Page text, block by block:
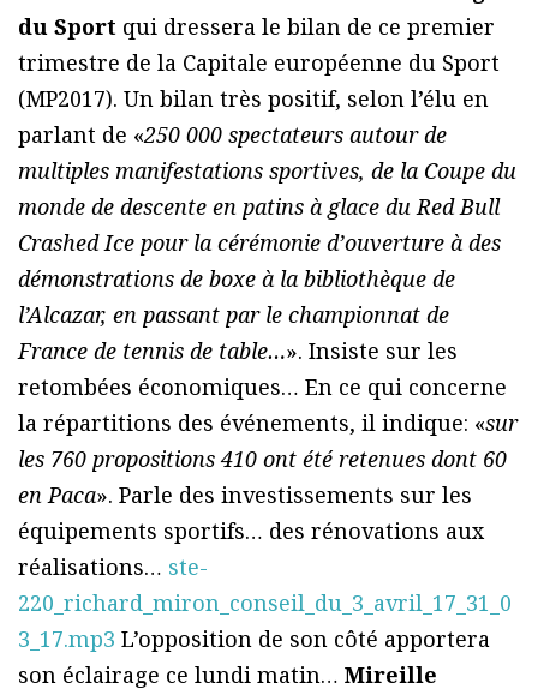
du Sport qui dressera le bilan de ce premier
trimestre de la Capitale européenne du Sport
(MP2017). Un bilan très positif, selon l’élu en
parlant de «250 000 spectateurs autour de
multiples manifestations sportives, de la Coupe du
monde de descente en patins à glace du Red Bull
Crashed Ice pour la cérémonie d’ouverture à des
démonstrations de boxe à la bibliothèque de
l’Alcazar, en passant par le championnat de
France de tennis de table…». Insiste sur les
retombées économiques… En ce qui concerne
la répartitions des événements, il indique: «sur
les 760 propositions 410 ont été retenues dont 60
en Paca». Parle des investissements sur les
équipements sportifs… des rénovations aux
réalisations… ste-
220_richard_miron_conseil_du_3_avril_17_31_0
3_17.mp3 L’opposition de son côté apportera
son éclairage ce lundi matin… Mireille